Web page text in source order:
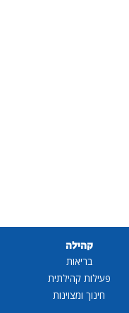
קהילה
בריאות
פעילות קהילתית
חינוך ומצוינות